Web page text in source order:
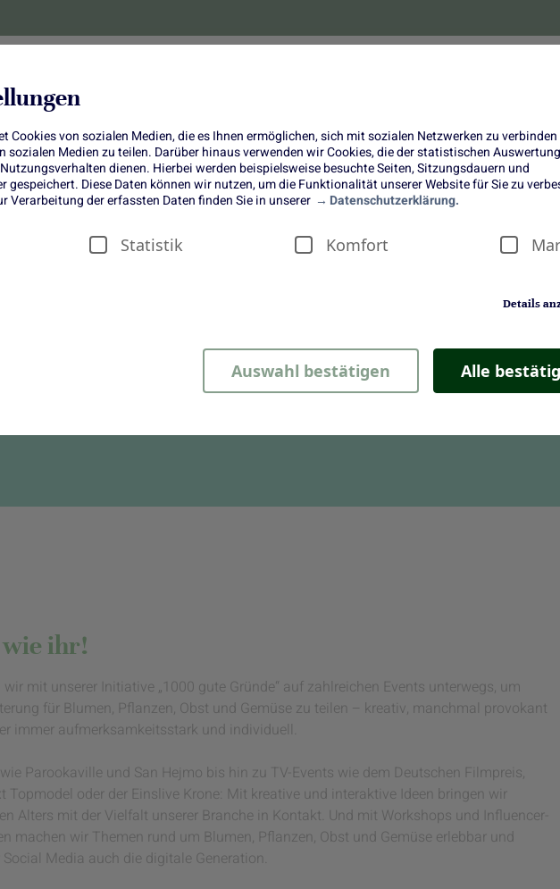
Cookies von sozialen Medien, die es Ihnen ermöglichen, sich mit sozialen Netzwerken zu
sozialen Medien zu teilen. Darüber hinaus verwenden wir Cookies, die der statistischen
dienen. Hierbei werden beispielsweise besuchte Seiten, Sitzungsdauern und
gespeichert. Diese Daten können wir nutzen, um die Funktionalität unserer Website für Sie zu
Verarbeitung der erfassten Daten finden Sie in unserer
Datenschutzerklärung.
Statistik Komfort
Details
Auswahl bestätigen Alle
ihr!
mit unserer Initiative „1000 gute Gründe“ auf zahlreichen Events unterwegs, um
für Blumen, Pflanzen, Obst und Gemüse zu teilen – kreativ, manchmal provokant
immer aufmerksamkeitsstark und individuell.
Parookaville und San Hejmo bis hin zu TV-Events wie dem Deutschen Filmpreis,
Topmodel oder der Einslive Krone: Mit kreative und interaktive Ideen bringen wir
Alters mit der Vielfalt unserer Branche in Kontakt. Und mit Workshops und Influencer-
machen wir Themen rund um Blumen, Pflanzen, Obst und Gemüse erlebbar und
Media auch die digitale Generation.